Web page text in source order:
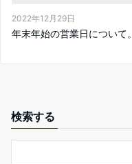
2022年12月29日
年末年始の営業日について。
検索する